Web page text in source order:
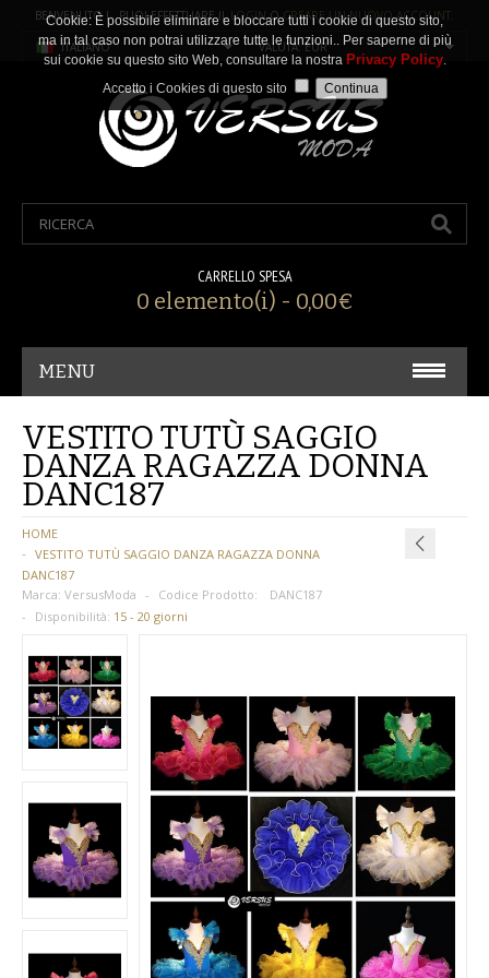
BENVENUTO ! PUOI EFFETTUARE ILLOGINOCREARE UN NUOVO ACCOUNT .
ITALIANO VALUTA: EUR
CARRELLO SPESA
0 elemento(i) - 0,00€
MENU
CARNEVALE/ COSPLAY
ACCESSORI
BAMBINO
DONNA
PARRUCCHE
UOMO
BAMBINA
BAMBINO
UOMO
VESTITO TUTÙ SAGGIO
DANZA RAGAZZA DONNA
DANC187
HOME
VESTITO TUTÙ SAGGIO DANZA RAGAZZA DONNA
DANC187
Marca: VersusModa Codice Prodotto:
DANC187
Disponibilità: 15 - 20 giorni
Cookie: È possibile eliminare e bloccare tutti i cookie di questo sito,
ma in tal caso non potrai utilizzare tutte le funzioni.. Per saperne di più
sui cookie su questo sito Web, consultare la nostra Privacy Policy.
Accetto i Cookies di questo sito